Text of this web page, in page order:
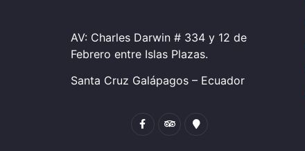
AV: Charles Darwin # 334 y 12 de
Febrero entre Islas Plazas.
Santa Cruz Galápagos – Ecuador